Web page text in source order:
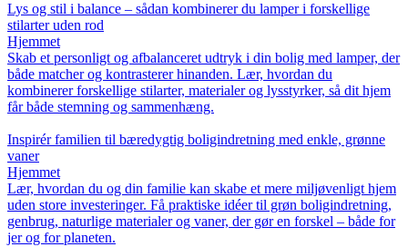
Lys og stil i balance – sådan kombinerer du lamper i forskellige
stilarter uden rod
Hjemmet
Skab et personligt og afbalanceret udtryk i din bolig med lamper, der
både matcher og kontrasterer hinanden. Lær, hvordan du
kombinerer forskellige stilarter, materialer og lysstyrker, så dit hjem
får både stemning og sammenhæng.
Inspirér familien til bæredygtig boligindretning med enkle, grønne
vaner
Hjemmet
Lær, hvordan du og din familie kan skabe et mere miljøvenligt hjem
uden store investeringer. Få praktiske idéer til grøn boligindretning,
genbrug, naturlige materialer og vaner, der gør en forskel – både for
jer og for planeten.